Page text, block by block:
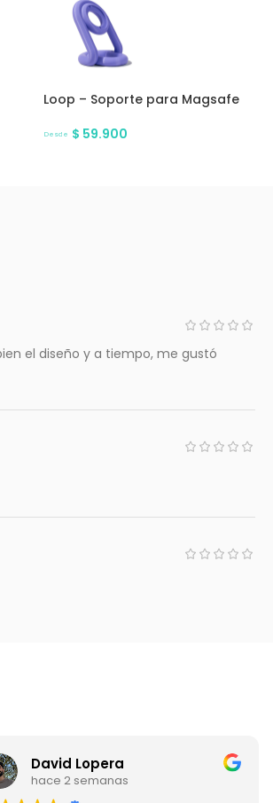
Loop – Soporte para Magsafe
Desde $ 59.900
el diseño y a tiempo, me gustó
David Lopera
hace 2 semanas